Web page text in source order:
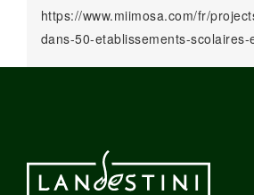
https://www.miimosa.com/fr/
dans-50-etablissements-scolaires-